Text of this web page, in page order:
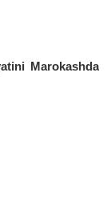
Marokashda